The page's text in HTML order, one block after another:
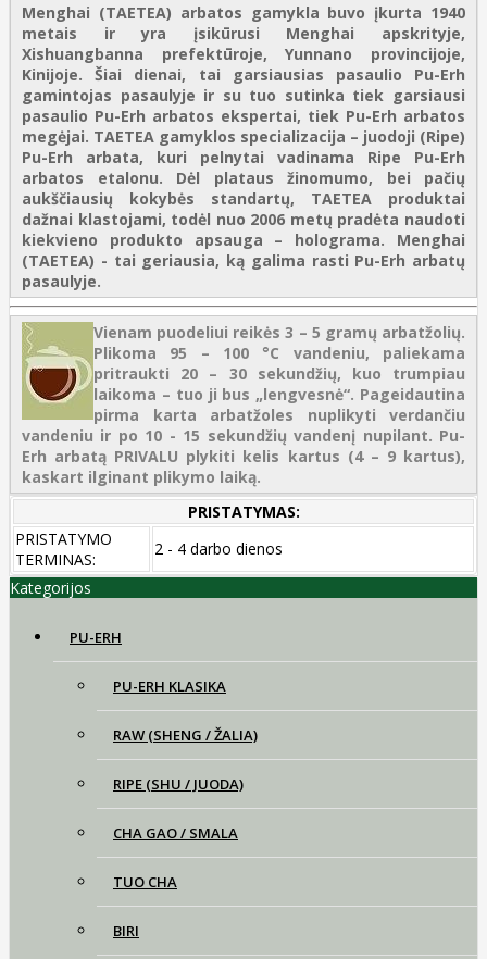
Menghai (TAETEA) arbatos gamykla buvo įkurta 1940
metais ir yra įsikūrusi Menghai apskrityje,
Xishuangbanna prefektūroje, Yunnano provincijoje,
Kinijoje. Šiai dienai, tai garsiausias pasaulio Pu-Erh
gamintojas pasaulyje ir su tuo sutinka tiek garsiausi
pasaulio Pu-Erh arbatos ekspertai, tiek Pu-Erh arbatos
megėjai. TAETEA gamyklos specializacija – juodoji (Ripe)
Pu-Erh arbata, kuri pelnytai vadinama Ripe Pu-Erh
arbatos etalonu. Dėl plataus žinomumo, bei pačių
aukščiausių kokybės standartų, TAETEA produktai
dažnai klastojami, todėl nuo 2006 metų pradėta naudoti
kiekvieno produkto apsauga – holograma. Menghai
(TAETEA) - tai geriausia, ką galima rasti Pu-Erh arbatų
pasaulyje.
Vienam puodeliui reikės 3 – 5 gramų arbatžolių.
Plikoma 95 – 100 °C vandeniu, paliekama
pritraukti 20 – 30 sekundžių, kuo trumpiau
laikoma – tuo ji bus „lengvesnė“. Pageidautina
pirma karta arbatžoles nuplikyti verdančiu
vandeniu ir po 10 - 15 sekundžių vandenį nupilant. Pu-
Erh arbatą PRIVALU plykiti kelis kartus (4 – 9 kartus),
kaskart ilginant plikymo laiką.
PRISTATYMAS:
PRISTATYMO
TERMINAS:
2 - 4 darbo dienos
Kategorijos
PU-ERH
PU-ERH KLASIKA
RAW (SHENG / ŽALIA)
RIPE (SHU / JUODA)
CHA GAO / SMALA
TUO CHA
BIRI